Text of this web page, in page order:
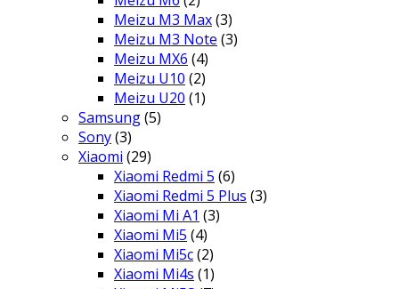
Meizu M3 Max(3)
Meizu M3 Note (3)
Meizu MX6 (4)
Meizu U10 (2)
Meizu U20 (1)
Samsung(5)
Sony(3)
Xiaomi (29)
Xiaomi Redmi 5 (6)
Xiaomi Redmi 5 Plus (3)
Xiaomi Mi A1 (3)
Xiaomi Mi5 (4)
Xiaomi Mi5c(2)
Xiaomi Mi4s (1)